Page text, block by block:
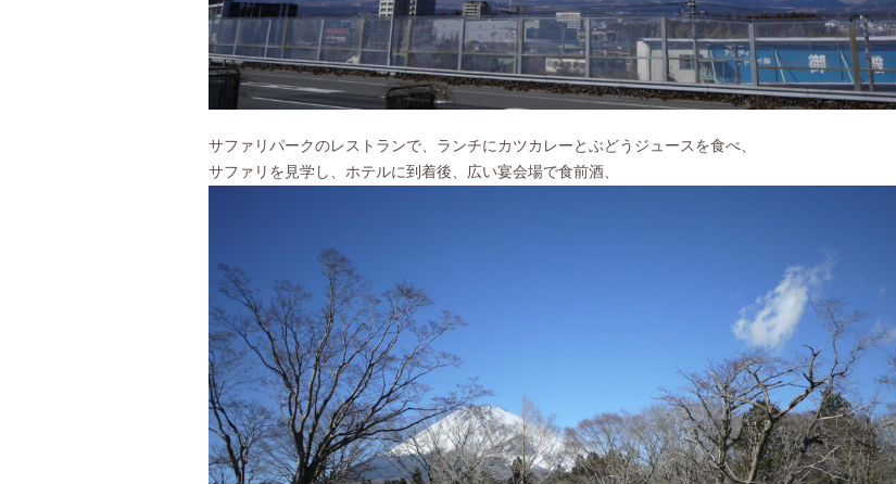
サファリパークのレストランで、ランチにカツカレーとぶどうジュースを食べ、
サファリを見学し、ホテルに到着後、広い宴会場で食前酒、